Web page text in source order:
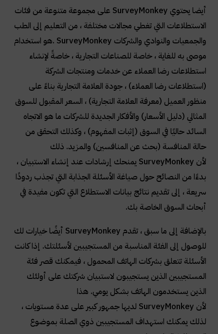
أيضا يحتوي SurveyMonkey على مجموعة متنوعة من فئات
الاستطلاعات التي تغطي مجالات مختلفة ، من التعليم إلى الطب
والجمعيات والنوادي والشركات . SurveyMonkeyهو استخدام
موصى به للغاية ، خاصة للصناعات التجارية ، خاصةً لإنشاء
استطلاعات رضا العملاء عن خدمات ومنتجات الشركة
(استطلاعات رضا العملاء) ، جودة العلامة التجارية بناءً على
منظور العميل (معرفة العلامة التجارية) ، السعر المقبول للسوق
المثالي (دليل الأسعار) والأفكار الجديدة للشركات ما هو الاتجاه
السائد حاليًا في السوق (إثبات المفهوم) ، وكذلك التحقق من
حالة المنافسة (بحث عن المنافسين) والمزيد. ذلك
لأن SurveyMonkey يمنحك إرشادات عند إنشاء الاستبيان ،
بدءًا من النصائح حول صياغة الأسئلة الجذابة التي تجذب ردودًا
سريعة ، إلى تقديم نتائج بيانات الاستطلاع التي تكون مفيدة في
أبحاث السوق الخاصة بك.
بالإضافة إلى ما سبق ، تقدم SurveyMonkey أيضًا خيارات لك
للوصول إلى الفئة المناسبة من المستجيبين لأسئلتك. إذا كانت
الأسئلة تتعلق بشركات الهاتف المحمول ، فيمكنك قصر فئة
المستجيبين الذين يستجيبون لاستبيان شركتك على أولئك
الذين يستخدمون الهاتف بشكل يومي. هذا
لأن SurveyMonkey لديها جمهور كبير على عدة مستويات ،
لذلك يمكنك استهداف المستجيبين ذوي الصلة بموضوع